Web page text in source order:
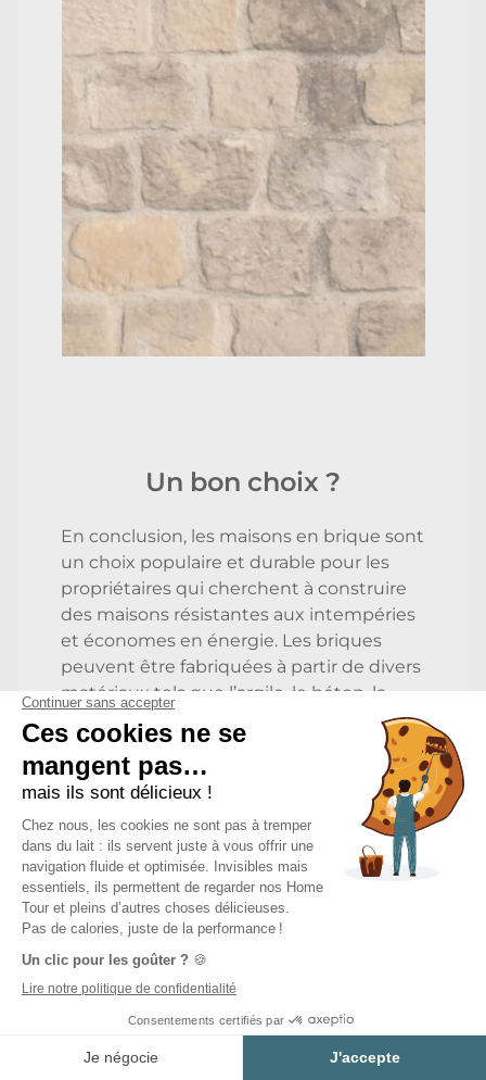
Estimer mon projet
Un bon choix ?
En conclusion, les maisons en brique sont
un choix populaire et durable pour les
propriétaires qui cherchent à construire
des maisons résistantes aux intempéries
et économes en énergie. Les briques
peuvent être fabriquées à partir de divers
matériaux tels que l’argile, le béton, la
pierre naturelle ou artificielle, et chacun a
ses avantages et ses inconvénients. Les
briques en argile sont les plus
couramment utilisées pour la
construction de maisons. Cela s’explique
par le fait qu’elles sont plus résistantes,
durables et offrent une meilleure isolation
thermique et acoustique que les briques
en béton. Cependant, les briques en
béton peuvent être plus résistantes aux
intempéries et plus économiques. Les
sont également utilisées pour leur
esthétique unique. Cependant, elle